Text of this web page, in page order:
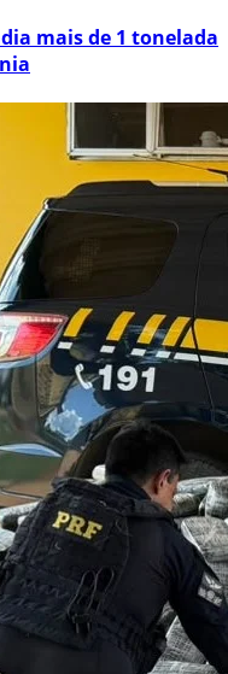
mais de 1 tonelada